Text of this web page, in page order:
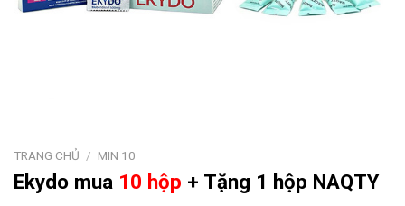
TRANG CHỦ / MIN 10
Ekydo mua 10 hộp + Tặng 1 hộp NAQTY